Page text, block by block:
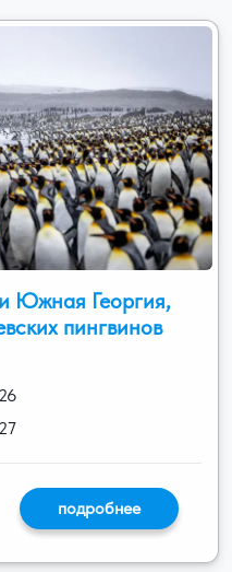
Южная Георгия,
пингвинов
подробнее